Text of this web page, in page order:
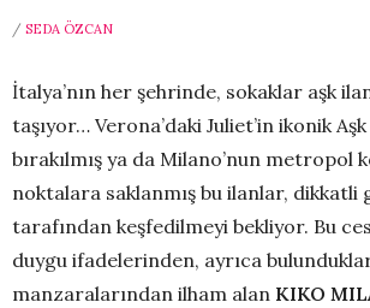
/ SEDA ÖZCAN
İtalya’nın her şehrinde, sokaklar aşk
taşıyor… Verona’daki Juliet’in ikonik Aşk
bırakılmış ya da Milano’nun metropol
noktalara saklanmış bu ilanlar, dikkatli
tarafından keşfedilmeyi bekliyor. Bu
duygu ifadelerinden, ayrıca
manzaralarından ilham alan KIKO